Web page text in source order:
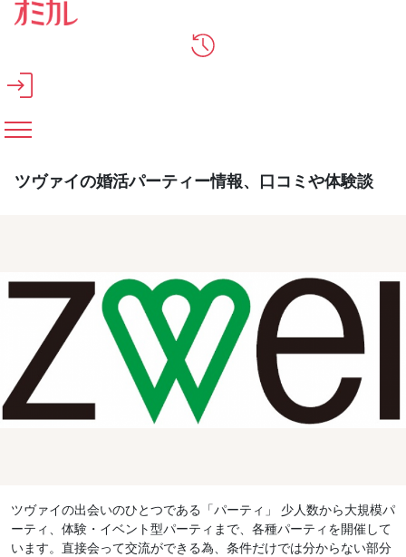
メインコンテンツへスキップ
ツヴァイの婚活パーティー情報、口コミや体験談
ツヴァイの出会いのひとつである「パーティ」 少人数から大規模パ
ーティ、体験・イベント型パーティまで、各種パーティを開催して
います。直接会って交流ができる為、条件だけでは分からない部分